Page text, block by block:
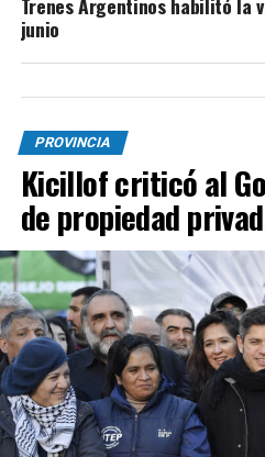
junio
PROVINCIA
Kicillof criticó al
de propiedad